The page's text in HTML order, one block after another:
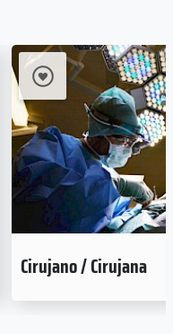
Cirujano / Cirujana